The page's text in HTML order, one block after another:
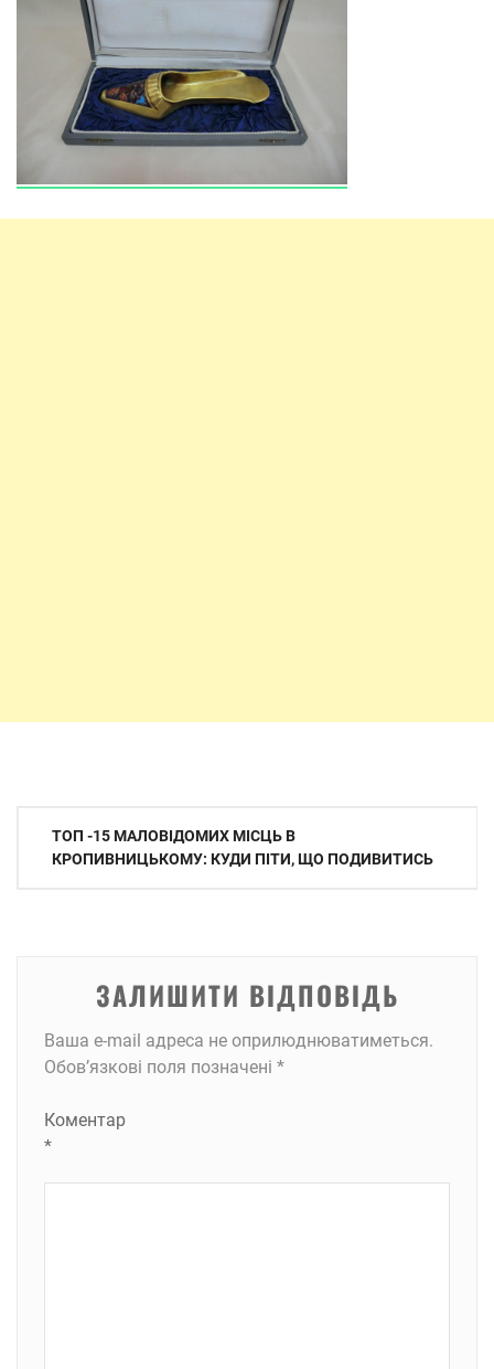
Навігація
записів
ТОП -15 МАЛОВІДОМИХ МІСЦЬ В
КРОПИВНИЦЬКОМУ: КУДИ ПІТИ, ЩО ПОДИВИТИСЬ
ЗАЛИШИТИ ВІДПОВІДЬ
Ваша e-mail адреса не оприлюднюватиметься.
Обов’язкові поля позначені *
Коментар
*